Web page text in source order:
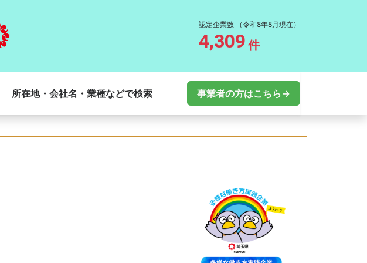
認定企業数 （令和8年8月現在）
4,309 件
所在地・会社名・業種などで検索 事業者の方はこちら→